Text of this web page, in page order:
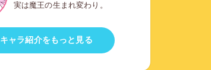
実は魔王の生まれ変わり。
キャラ紹介をもっと見る